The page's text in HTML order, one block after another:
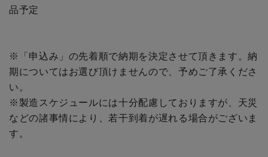
品予定
※「申込み」の先着順で納期を決定させて頂きます。納
期についてはお選び頂けませんので、予めご了承くださ
い。
※製造スケジュールには十分配慮しておりますが、天災
などの諸事情により、若干到着が遅れる場合がございま
す。